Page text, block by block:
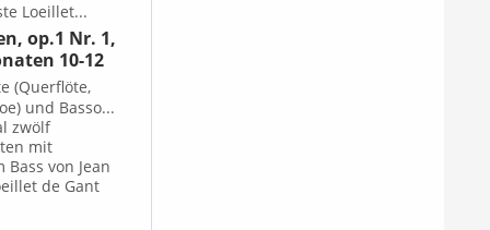
Loeillet...
op.1 Nr. 1,
10-12
(Querflöte,
und Basso...
zwölf
mit
von Jean
de Gant
immer gut